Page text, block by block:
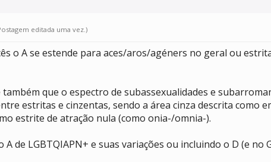
editada uma vez.)
o A se estende para aces/aros/agéners no geral ou
que o espectro de subassexualidades e
estritas e cinzentas, sendo a área cinza descrita como
estrite de atração nula (como onia-/omnia-).
de LGBTQIAPN+ e suas variações ou incluindo o D (e no